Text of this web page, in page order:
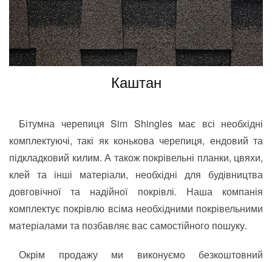
Каштан
Бітумна черепиця Sim Shingles має всі необхідні
комплектуючі, такі як конькова черепиця, ендовий та
підкладковий килим. А також покрівельні планки, цвяхи,
клей та інші матеріали, необхідні для будівництва
довговічної та надійної покрівлі. Наша компанія
комплектує покрівлю всіма необхідними покрівельними
матеріалами та позбавляє вас самостійного пошуку.
Окрім продажу ми виконуємо безкоштовний